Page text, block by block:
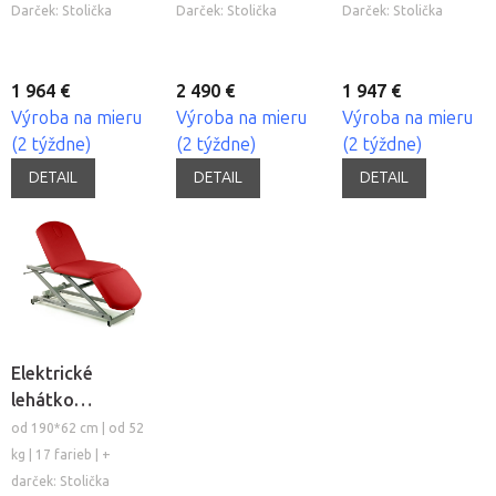
Darček: Stolička
1 964 €
Výroba na mieru
(2 týždne)
DETAIL
Darček: Stolička
2 490 €
Výroba na mieru
(2 týždne)
DETAIL
Darček: Stolička
1 947 €
Výroba na mieru
(2 týždne)
DETAIL
Elektrické
lehátko
Mobercas CE-
2137
od 190*62 cm | od 52
kg | 17 farieb | +
darček: Stolička